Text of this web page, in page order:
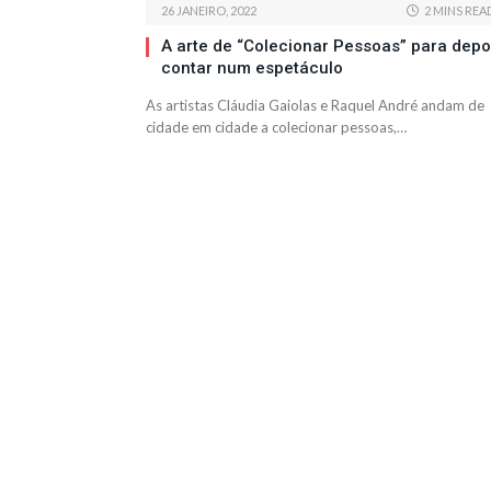
26 JANEIRO, 2022 2 MINS
A arte de “Colecionar Pessoas” para
contar num espetáculo
As artistas Cláudia Gaiolas e Raquel André andam de
cidade em cidade a colecionar pessoas,…